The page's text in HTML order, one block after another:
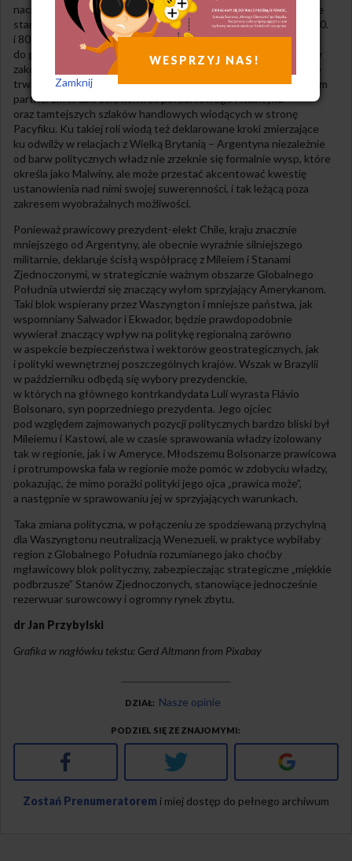
nacisk na odbudowę potencjału militarnego kraju, który obecnie
stanowi w ogromnej mierze „masa upadłościowa” jeszcze z lat 70.
i 80., przetrzebiona w wojnie falklandzkiej, wyeksploatowana
do granic i uzupełniana bardzo rzadkimi zakupami. Jeżeli te plany
zakończą się powodzeniem, a proamerykańska orientacja będzie
trwała, kraj ten stanie się dla Amerykanów bardzo wartościowym
partnerem w zakresie kontroli południowego Atlantyku
oraz tamtejszych szlaków handlowych wiodących w stronę
Pacyfiku. Ku takiej roli wiodą też deklarowane kroki zmierzające
ku odwilży w relacjach z Wielką Brytanią – Argentyna niezależnie
od barw politycznych władz nie zrzeknie się formalnie wysp, które
określa jako Malwiny, ale może przestać akcentować kwestię
ustanowienia nad nimi swojej suwerenności, i tak leżącą poza
zakresem wyobrażalnych możliwości.
Ponieważ prawicowy prezydent-elekt Chile, kraju znacznie
mniejszego od Argentyny, ale obecnie wyraźnie silniejszego
militarnie, deklaruje ścisłą współpracę z Mileiem i Stanami
Zjednoczonymi, w strategicznie ważnym obszarze Globalnego
Południa utwierdzi się znaczący wyłom sprzyjający Amerykanom.
Taki blok wspierany przez Waszyngton i mniejsze państwa, jak
wspomniany Salwador i Ekwador, będzie prawdopodobnie
wywierał znaczący wpływ na politykę regionalną zarówno
w aspekcie bezpieczeństwa i wektorów geostrategicznych, jak
i polityki wewnętrznej poszczególnych krajów. Wszak w Brazylii
w październiku odbędą się wybory prezydenckie,
w których na głównego kontrkandydata Luli wyrasta Flávio
Bolsonaro, syn poprzedniego prezydenta. Jego ojciec
pod względem zajmowanych pozycji politycznych bardzo bliski był
Mileiemu i Kastowi, ale w czasie sprawowania władzy izolowany
tak w regionie, jak i w Ameryce. Młodszemu Bolsonarze prawicowa
i protrumpowska fala w regionie może pomóc w zdobyciu władzy,
pokazując, że mimo porażki polityki jego ojca „prawica może”,
a następnie w sprawowaniu jej w sprzyjających warunkach.
Taka zmiana polityczna, w połączeniu ze spodziewaną przychylną
dla Waszyngtonu neutralizacją Wenezueli, w praktyce wybiłaby
region z Globalnego Południa rozumianego jako choćby
mgławicowy blok polityczny, zabezpieczając strategiczne „miękkie
podbrzusze” Stanów Zjednoczonych, stanowiące jednocześnie
rezerwuar surowcowy i ogromny rynek zbytu.
dr Jan Przybylski
Grafika w nagłówku tekstu: Gerd Altmann from Pixabay
DZIAŁ Nasze opinie
PODZIEL SIĘ ZE ZNAJOMYMI
Facebook Twitter Google+
Zostań Prenumeratorem i miej dostęp do pełnego archiwum
WESPRZYJ NAS!
Zamknij